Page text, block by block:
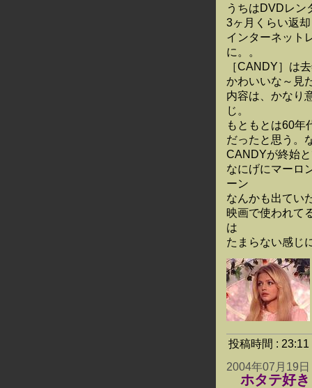
うちはDVDレン
3ヶ月くらい返
インターネット
に。。
［CANDY］は
かわいいな～見
内容は、かなり
じ。
もともとは60年
だったと思う。
CANDYが終始
なにげにマーロ
ーン
なんかも出てい
映画で使われて
は
たまらない感じ
投稿時間 :
2004年07月19日
ホタテ好き